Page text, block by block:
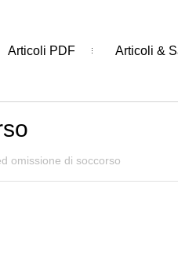
Articoli PDF Articoli &
omissione di soccorso